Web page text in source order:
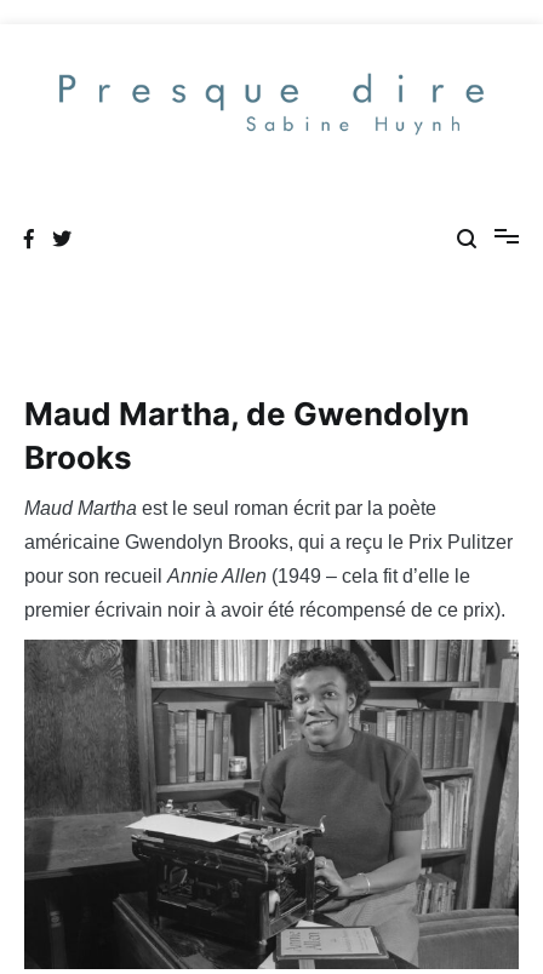
contenu
Maud Martha, de Gwendolyn
Brooks
Maud Martha est le seul roman écrit par la poète
américaine Gwendolyn Brooks, qui a reçu le Prix Pulitzer
pour son recueil Annie Allen (1949 – cela fit d’elle le
premier écrivain noir à avoir été récompensé de ce prix).